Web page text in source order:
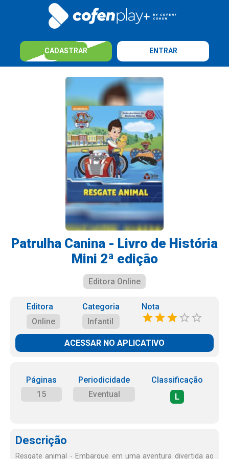
CADASTRAR ENTRAR
Patrulha Canina - Livro de História
Mini 2ª edição
Editora Online
Editora
Online
Categoria
Infantil
Nota
ACESSAR NO APLICATIVO
Páginas
15
Periodicidade
Eventual
Classificação
L
Descrição
Resgate animal - Embarque em uma aventura divertida ao